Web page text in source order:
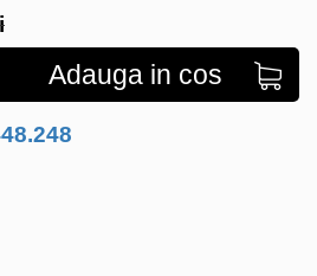
Adauga in cos